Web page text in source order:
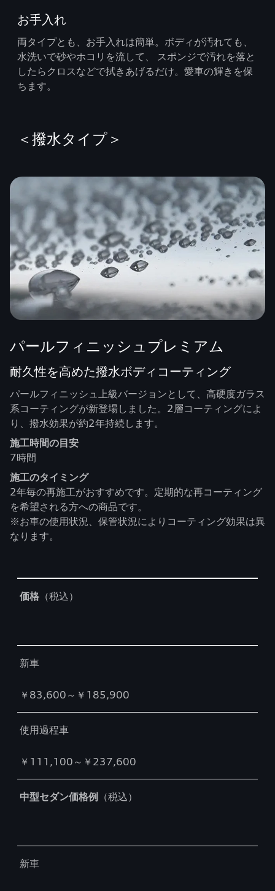
お手入れ
両タイプとも、お手入れは簡単。ボディが汚れても、
水洗いで砂やホコリを流して、 スポンジで汚れを落と
したらクロスなどで拭きあげるだけ。愛車の輝きを保
ちます。
＜撥水タイプ＞
パールフィニッシュプレミアム
耐久性を高めた撥水ボディコーティング
パールフィニッシュ上級バージョンとして、高硬度ガラス
系コーティングが新登場しました。2層コーティングによ
り、撥水効果が約2年持続します。
施工時間の目安
7時間
施工のタイミング
2年毎の再施工がおすすめです。定期的な再コーティング
を希望される方への商品です。
※お車の使用状況、保管状況によりコーティング効果は異
なります。
価格 （税込）
新車
￥83,600～￥185,900
使用過程車
￥111,100～￥237,600
中型セダン価格例 （税込）
新車